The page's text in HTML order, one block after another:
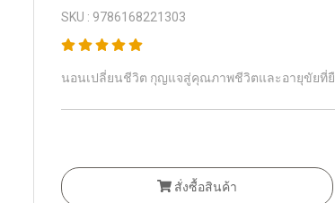
SKU : 9786168221303
นอนเปลี่ยนชีวิต กุญแจสู่คุณภาพชีวิตและอายุขัยที่
สั่งซื้อสินค้า